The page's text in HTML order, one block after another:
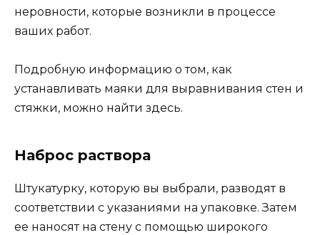
неровности, которые возникли в процессе
ваших работ.
Подробную информацию о том, как
устанавливать маяки для выравнивания стен и
стяжки, можно найти здесь.
Наброс раствора
Штукатурку, которую вы выбрали, разводят в
соответствии с указаниями на упаковке. Затем
ее наносят на стену с помощью широкого